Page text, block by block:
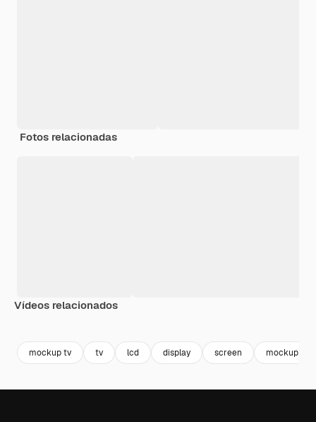
Fotos relacionadas
Vídeos relacionados
mockup tv tv lcd display screen mockup